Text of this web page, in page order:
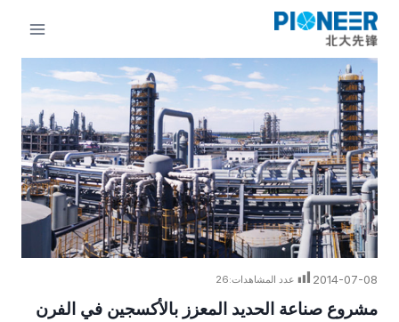
التجاوز
المحتوى
2014-07-08 عدد المشاهدات:26
مشروع صناعة الحديد المعزز بالأكسجين في الفرن